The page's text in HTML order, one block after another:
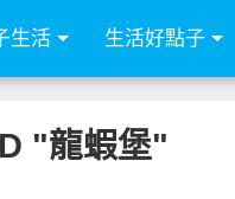
生活 生活好點子
"龍蝦堡"